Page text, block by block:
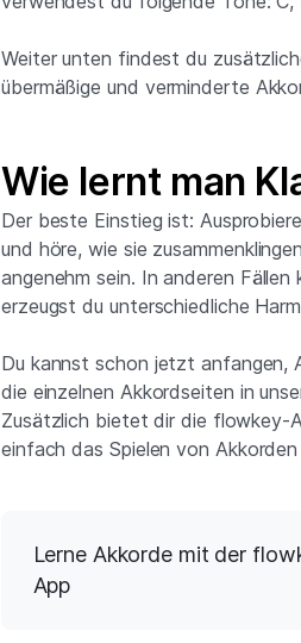
Weiter unten findest du
übermäßige und verminderte
Wie lernt man
Der beste Einstieg ist:
und höre, wie sie
angenehm sein. In anderen
erzeugst du unterschiedliche
Du kannst schon jetzt anfangen,
die einzelnen Akkordseiten in
Zusätzlich bietet dir die flowkey-
einfach das Spielen von
Lerne Akkorde mit der
App